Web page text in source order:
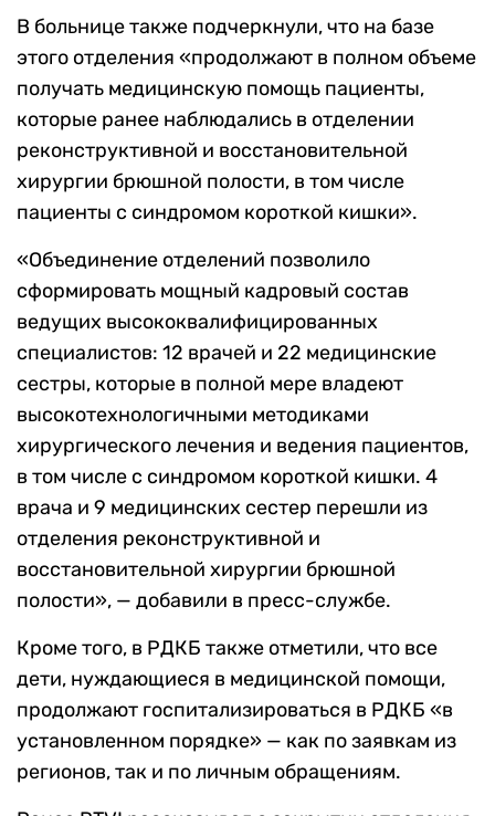
В больнице также подчеркнули, что на базе
этого отделения «продолжают в полном объеме
получать медицинскую помощь пациенты,
которые ранее наблюдались в отделении
реконструктивной и восстановительной
хирургии брюшной полости, в том числе
пациенты с синдромом короткой кишки».
«Объединение отделений позволило
сформировать мощный кадровый состав
ведущих высококвалифицированных
специалистов: 12 врачей и 22 медицинские
сестры, которые в полной мере владеют
высокотехнологичными методиками
хирургического лечения и ведения пациентов,
в том числе с синдромом короткой кишки. 4
врача и 9 медицинских сестер перешли из
отделения реконструктивной и
восстановительной хирургии брюшной
полости», — добавили в пресс-службе.
Кроме того, в РДКБ также отметили, что все
дети, нуждающиеся в медицинской помощи,
продолжают госпитализироваться в РДКБ «в
установленном порядке» — как по заявкам из
регионов, так и по личным обращениям.